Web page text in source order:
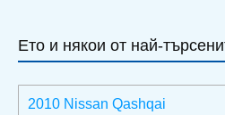
Ето и някои от най-
2010 Nissan Qashqai